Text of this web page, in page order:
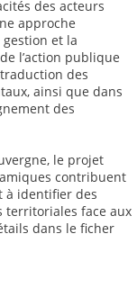
des acteurs
approche
et la
l’action publique
des
ainsi que dans
des
le projet
contribuent
à identifier des
territoriales face aux
dans le ficher